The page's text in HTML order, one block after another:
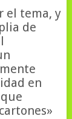
el tema, y
de
en